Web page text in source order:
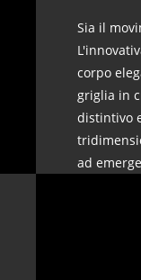
Sia il
corpo
griglia in
distintivo
ad